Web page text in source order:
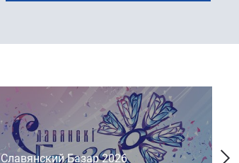
Славянский Базар 2026